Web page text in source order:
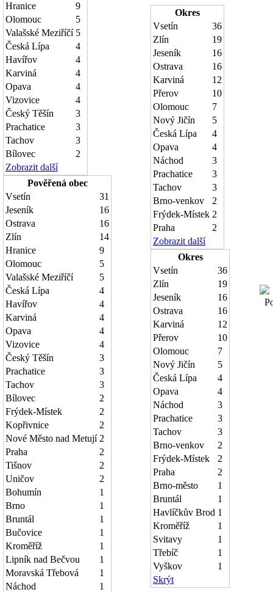
Hranice
9
Olomouc
5
Valašské Meziříčí 5
Česká Lípa
4
Havířov
4
Karviná
4
Opava
4
Vizovice
4
Český Těšín
3
Prachatice
3
Tachov
3
Bílovec
2
Zobrazit další
Pověřená obec
Vsetín
31
Jeseník
16
Ostrava
16
Zlín
14
Hranice
9
Olomouc
5
Valašské Meziříčí
5
Česká Lípa
4
Havířov
4
Karviná
4
Opava
4
Vizovice
4
Český Těšín
3
Prachatice
3
Tachov
3
Bílovec
2
Frýdek-Místek
2
Kopřivnice
2
Nové Město nad Metují 2
Praha
2
Tišnov
2
Uničov
2
Bohumín
1
Brno
1
Bruntál
1
Bučovice
1
Kroměříž
1
Lipník nad Bečvou
1
Moravská Třebová
1
Náchod
1
Okres
Vsetín
36
Zlín
19
Jeseník
16
Ostrava
16
Karviná
12
Přerov
10
Olomouc
7
Nový Jičín
5
Česká Lípa
4
Opava
4
Náchod
3
Prachatice
3
Tachov
3
Brno-venkov
2
Frýdek-Místek 2
Praha
2
Zobrazit další
Okres
Vsetín
36
Zlín
19
Jeseník
16
Ostrava
16
Karviná
12
Přerov
10
Olomouc
7
Nový Jičín
5
Česká Lípa
4
Opava
4
Náchod
3
Prachatice
3
Tachov
3
Brno-venkov
2
Frýdek-Místek
2
Praha
2
Brno-město
1
Bruntál
1
Havlíčkův Brod 1
Kroměříž
1
Svitavy
1
Třebíč
1
Vyškov
1
Skrýt